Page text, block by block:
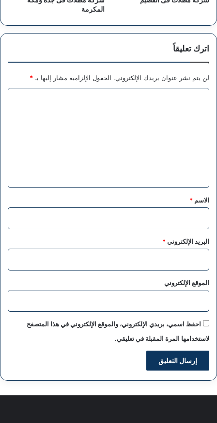
المكرمة
اترك تعليقاً
لن يتم نشر عنوان بريدك الإلكتروني. الحقول الإلزامية مشار إليها بـ*
*
الاسم *
البريد الإلكتروني*
الموقع الإلكتروني
احفظ اسمي، بريدي الإلكتروني، والموقع الإلكتروني في هذا المتصفح
لاستخدامها المرة المقبلة في تعليقي.